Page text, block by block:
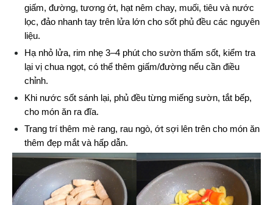
giấm, đường, tương ớt, hạt nêm chay, muối, tiêu và nước
lọc, đảo nhanh tay trên lửa lớn cho sốt phủ đều các nguyên
liệu.
Hạ nhỏ lửa, rim nhẹ 3–4 phút cho sườn thấm sốt, kiểm tra
lại vị chua ngọt, có thể thêm giấm/đường nếu cần điều
chỉnh.
Khi nước sốt sánh lại, phủ đều từng miếng sườn, tắt bếp,
cho món ăn ra đĩa.
Trang trí thêm mè rang, rau ngò, ớt sợi lên trên cho món ăn
thêm đẹp mắt và hấp dẫn.